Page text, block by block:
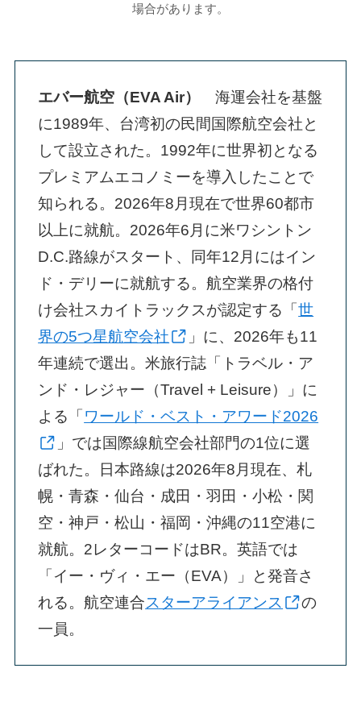
場合があります。
エバー航空（EVA Air）
海運会社を基盤
に1989年、台湾初の民間国際航空会社と
して設立された。1992年に世界初となる
プレミアムエコノミーを導入したことで
知られる。2026年8月現在で世界60都市
以上に就航。2026年6月に米ワシントン
D.C.路線がスタート、同年12月にはイン
ド・デリーに就航する。航空業界の格付
け会社スカイトラックスが認定する「世
界の5つ星航空会社
」に、2026年も11
年連続で選出。米旅行誌「トラベル・ア
ンド・レジャー（Travel + Leisure）」に
よる「 ワールド・ベスト・アワード2026
」では国際線航空会社部門の1位に選
ばれた。日本路線は2026年8月現在、札
幌・青森・仙台・成田・羽田・小松・関
空・神戸・松山・福岡・沖縄の11空港に
就航。2レターコードはBR。英語では
「イー・ヴィ・エー（EVA）」と発音さ
れる。航空連合スターアライアンス
の
一員。